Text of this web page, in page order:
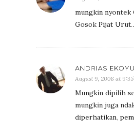
mungkin nyontek
Gosok Pijat
ANDRIAS
August 9, 2008 at
Mungkin dipilih
mungkin juga
diperhatikan,